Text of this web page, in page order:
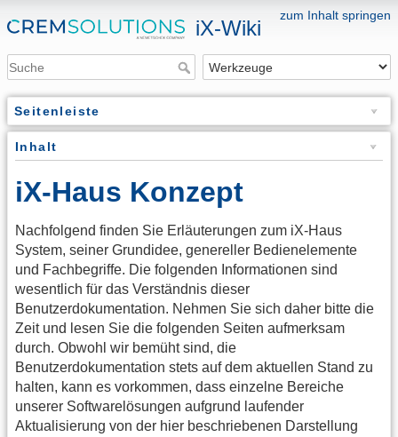
zum Inhalt springen
iX-Wiki
Seitenleiste
Inhalt
iX-Haus Konzept
Nachfolgend finden Sie Erläuterungen zum iX-Haus
System, seiner Grundidee, genereller Bedienelemente
und Fachbegriffe. Die folgenden Informationen sind
wesentlich für das Verständnis dieser
Benutzerdokumentation. Nehmen Sie sich daher bitte die
Zeit und lesen Sie die folgenden Seiten aufmerksam
durch. Obwohl wir bemüht sind, die
Benutzerdokumentation stets auf dem aktuellen Stand zu
halten, kann es vorkommen, dass einzelne Bereiche
unserer Softwarelösungen aufgrund laufender
Aktualisierung von der hier beschriebenen Darstellung